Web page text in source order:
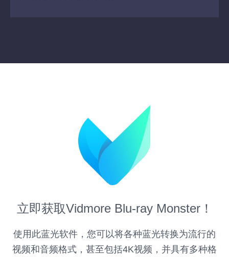
立即获取Vidmore Blu-ray Monster！
使用此蓝光软件，您可以将各种蓝光转换为流行的
视频和音频格式，甚至包括4K视频，并具有多种格